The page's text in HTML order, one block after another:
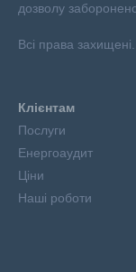
дозволу
Всі права
Клієнтам
Послуги
Енергоаудит
Ціни
Наші роботи